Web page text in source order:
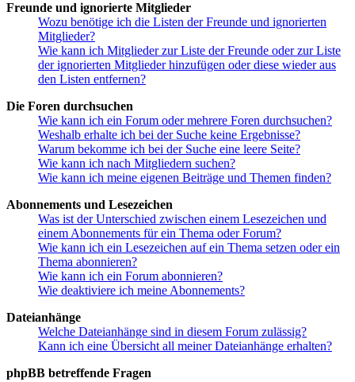
Freunde und ignorierte Mitglieder
Wozu benötige ich die Listen der Freunde und ignorierten
Mitglieder?
Wie kann ich Mitglieder zur Liste der Freunde oder zur Liste
der ignorierten Mitglieder hinzufügen oder diese wieder aus
den Listen entfernen?
Die Foren durchsuchen
Wie kann ich ein Forum oder mehrere Foren durchsuchen?
Weshalb erhalte ich bei der Suche keine Ergebnisse?
Warum bekomme ich bei der Suche eine leere Seite?
Wie kann ich nach Mitgliedern suchen?
Wie kann ich meine eigenen Beiträge und Themen finden?
Abonnements und Lesezeichen
Was ist der Unterschied zwischen einem Lesezeichen und
einem Abonnements für ein Thema oder Forum?
Wie kann ich ein Lesezeichen auf ein Thema setzen oder ein
Thema abonnieren?
Wie kann ich ein Forum abonnieren?
Wie deaktiviere ich meine Abonnements?
Dateianhänge
Welche Dateianhänge sind in diesem Forum zulässig?
Kann ich eine Übersicht all meiner Dateianhänge erhalten?
phpBB betreffende Fragen